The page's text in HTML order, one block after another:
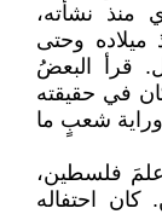
منذ نشأته،
وحتى
قرأ البعضُ
في حقيقته
وراية شعبٍ ما
فلسطين،
كان احتفاله